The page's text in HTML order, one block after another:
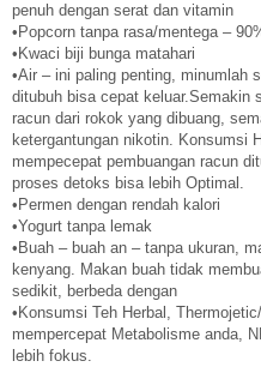
penuh dengan serat dan vitamin
•Popcorn tanpa rasa/mentega –
•Kwaci biji bunga matahari
•Air – ini paling penting, minumlah
ditubuh bisa cepat keluar.Semakin
racun dari rokok yang dibuang,
ketergantungan nikotin. Konsumsi
mempecepat pembuangan racun
proses detoks bisa lebih Optimal.
•Permen dengan rendah kalori
•Yogurt tanpa lemak
•Buah – buah an – tanpa ukuran,
kenyang. Makan buah tidak
sedikit, berbeda dengan
•Konsumsi Teh Herbal,
mempercepat Metabolisme anda,
lebih fokus.